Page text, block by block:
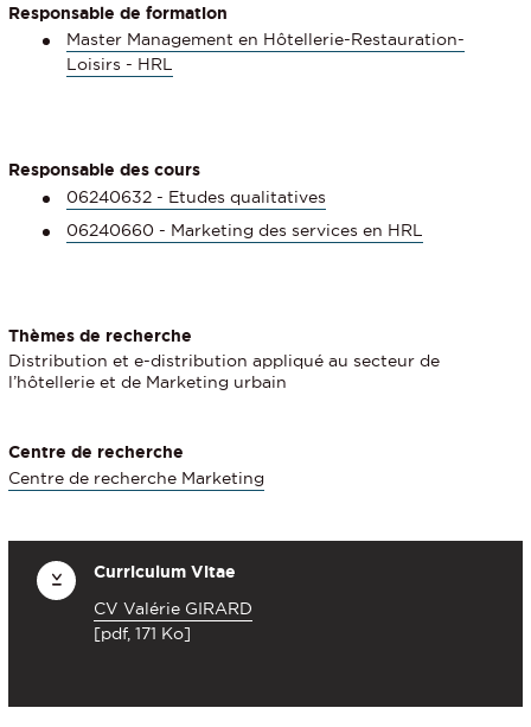
Responsable de formation
Master Management en Hôtellerie-Restauration-
Loisirs - HRL
Responsable des cours
06240632 - Etudes qualitatives
06240660 - Marketing des services en HRL
Thèmes de recherche
Distribution et e-distribution appliqué au secteur de
l’hôtellerie et de Marketing urbain
Centre de recherche
Centre de recherche Marketing
Curriculum Vitae
CV Valérie GIRARD
[pdf, 171 Ko]